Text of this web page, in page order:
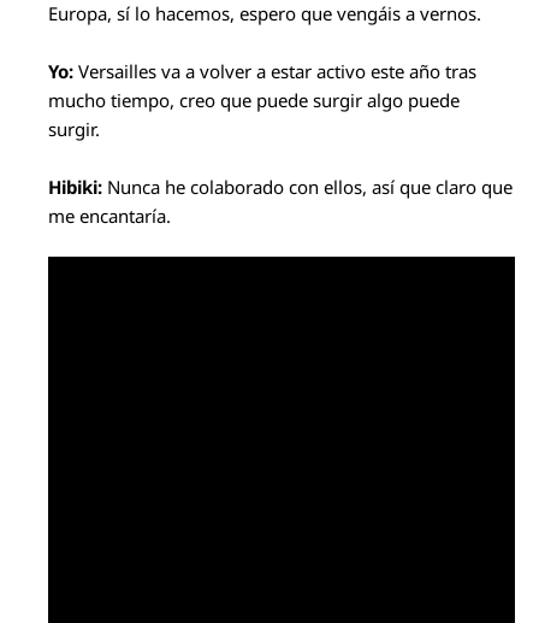
Europa, sí lo hacemos, espero que vengáis a vernos.
Yo: Versailles va a volver a estar activo este año tras
mucho tiempo, creo que puede surgir algo puede
surgir.
Hibiki: Nunca he colaborado con ellos, así que claro que
me encantaría.